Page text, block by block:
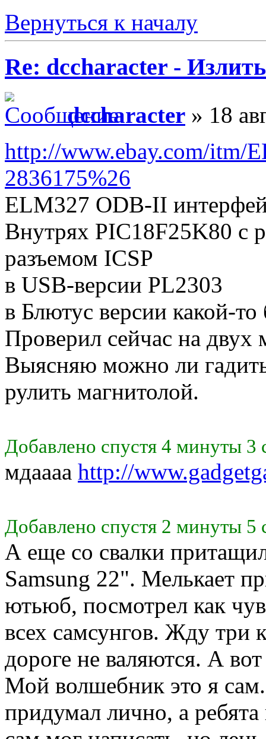
Вернуться к началу
Re: dccharacter -
dccharacter » 18
http://www.ebay.com/itm/
2836175%26
ELM327 ODB-II
Внутрях PIC18F25K80 с
разъемом ICSP
в USB-версии PL2303
в Блютус версии какой-
Проверил сейчас на двух
Выясняю можно ли
рулить магнитолой.
Добавлено спустя 4 минуты 3
мдаааа http://
Добавлено спустя 2 минуты 5
А еще со свалки
Samsung 22". Мелькает
ютьюб, посмотрел как
всех самсунгов. Жду три
дороге не валяются. А
Мой волшебник это я
придумал лично, а